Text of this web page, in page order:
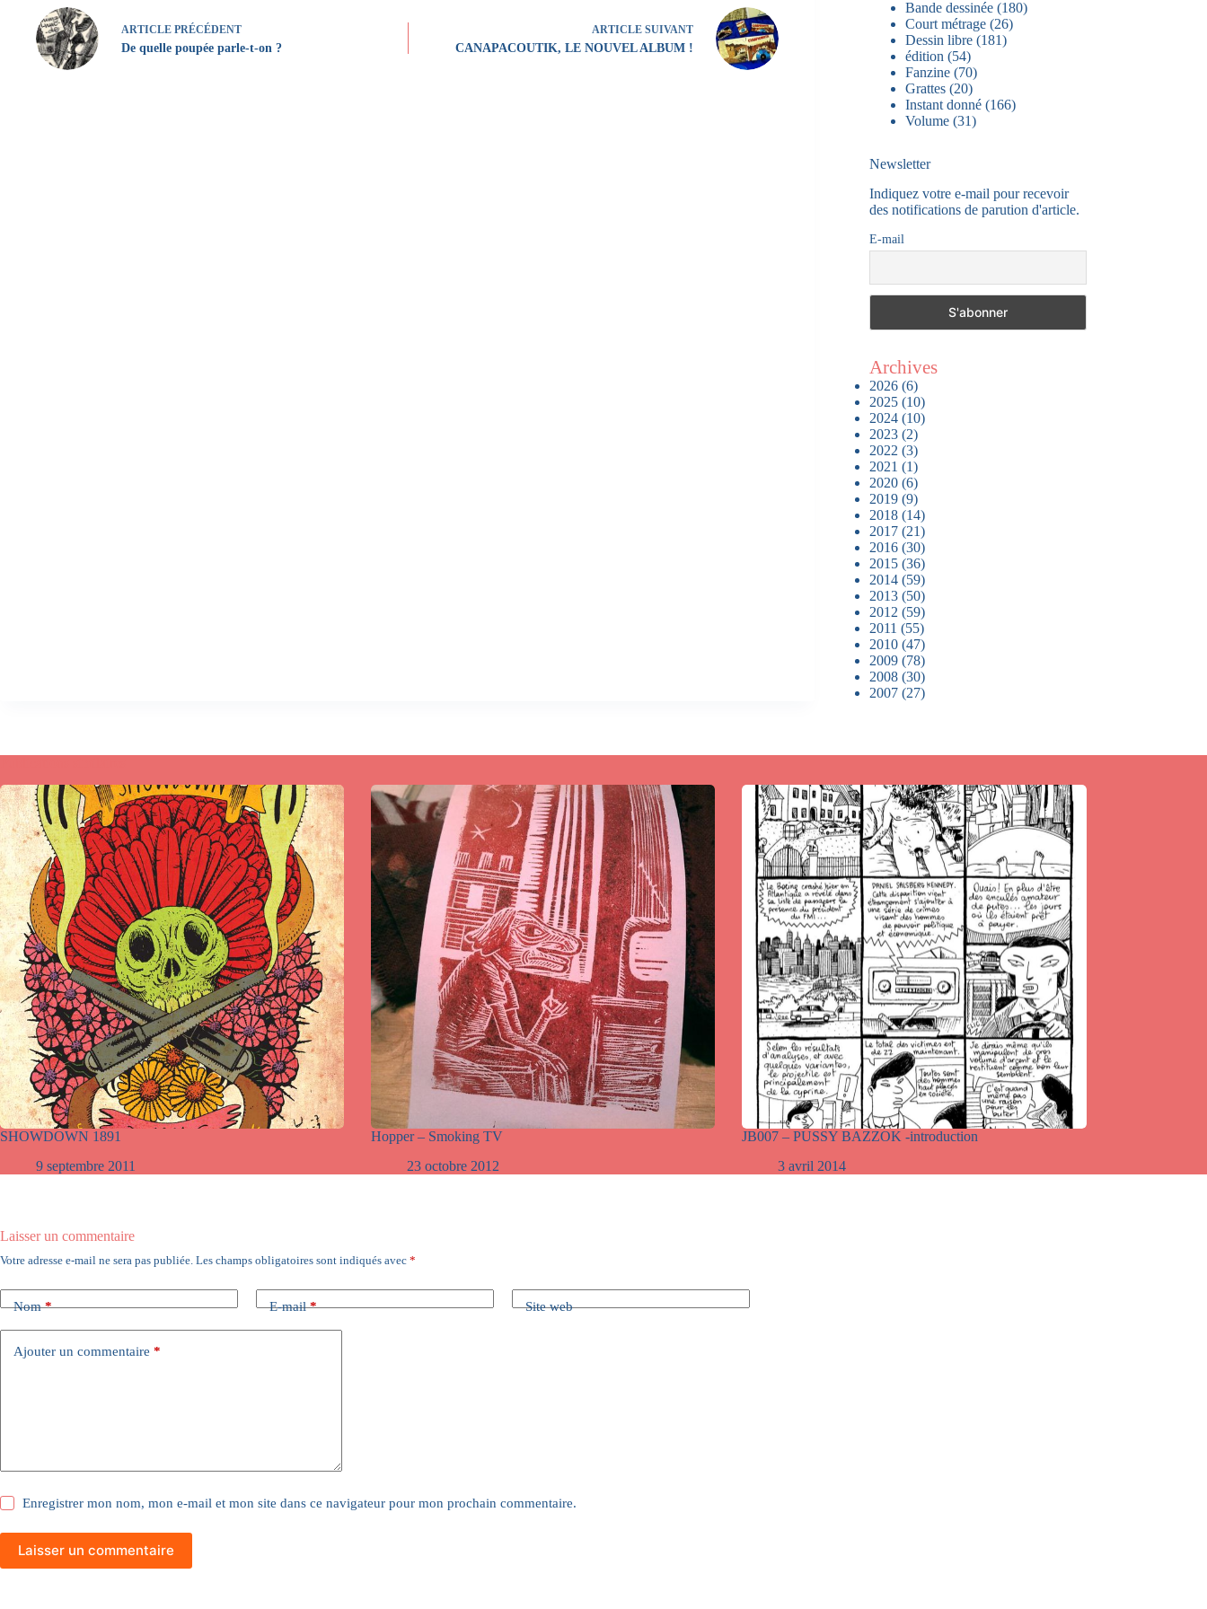
ARTICLE PRÉCÉDENT
De quelle poupée parle-t-on ?
ARTICLE SUIVANT
CANAPACOUTIK, LE NOUVEL ALBUM !
Bande dessinée(180)
Court métrage(26)
Dessin libre(181)
édition (54)
Fanzine(70)
Grattes(20)
Instant donné(166)
Volume(31)
Newsletter
Indiquez votre e-mail pour recevoir
des notifications de parution d'article.
E-mail
Archives
2026(6)
2025(10)
2024(10)
2023(2)
2022 (3)
2021 (1)
2020(6)
2019(9)
2018(14)
2017(21)
2016(30)
2015(36)
2014(59)
2013(50)
2012 (59)
2011 (55)
2010(47)
2009(78)
2008(30)
2007(27)
SHOWDOWN 1891
9 septembre 2011
Hopper – Smoking TV
23 octobre 2012
JB007 – PUSSY BAZZOK -introduction
3 avril 2014
Laisser un commentaire
Votre adresse e-mail ne sera pas publiée. Les champs obligatoires sont indiqués avec *
Nom* E-mail* Site web
Ajouter un commentaire *
Enregistrer mon nom, mon e-mail et mon site dans ce navigateur pour mon prochain commentaire.
Laisser un commentaire